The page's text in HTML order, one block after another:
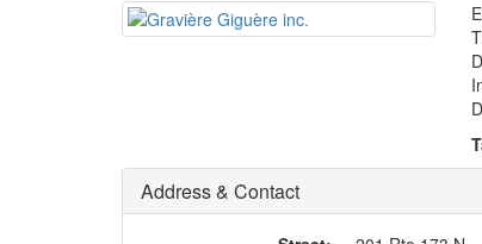
Address & Contact